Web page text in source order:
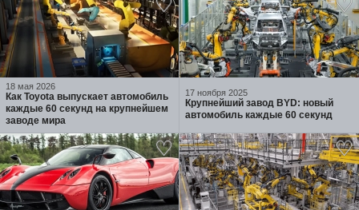
18 мая 2026
Как Toyota выпускает автомобиль
каждые 60 секунд на крупнейшем
заводе мира
17 ноября 2025
Крупнейший завод BYD: новый
автомобиль каждые 60 секунд